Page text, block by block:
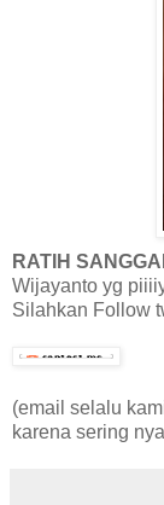
RATIH
Wijayanto yg
Silahkan Follow
(email selalu
karena sering